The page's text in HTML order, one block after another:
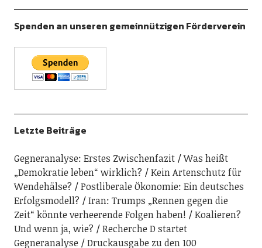
Spenden an unseren gemeinnützigen Förderverein
Letzte Beiträge
Gegneranalyse: Erstes Zwischenfazit
Was heißt
„Demokratie leben“ wirklich?
Kein Artenschutz für
Wendehälse?
Postliberale Ökonomie: Ein deutsches
Erfolgsmodell?
Iran: Trumps „Rennen gegen die
Zeit“ könnte verheerende Folgen haben!
Koalieren?
Und wenn ja, wie?
Recherche D startet
Gegneranalyse
Druckausgabe zu den 100